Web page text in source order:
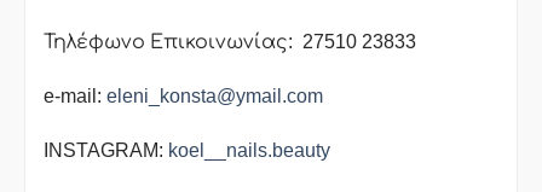
Τηλέφωνο Επικοινωνίας: 27510 23833
e-mail: eleni_konsta@ymail.com
INSTAGRAM: koel__nails.beauty